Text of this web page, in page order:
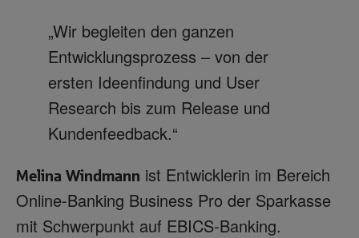
„Wir begleiten den ganzen
Entwicklungsprozess – von der
ersten Ideenfindung und User
Research bis zum Release und
Kundenfeedback.“
Melina Windmann ist Entwicklerin im Bereich
Online-Banking Business Pro der Sparkasse
mit Schwerpunkt auf EBICS-Banking.